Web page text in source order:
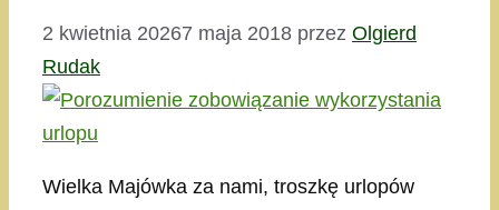
2 kwietnia 20267 maja 2018 przez Olgierd
Rudak
Wielka Majówka za nami, troszkę urlopów